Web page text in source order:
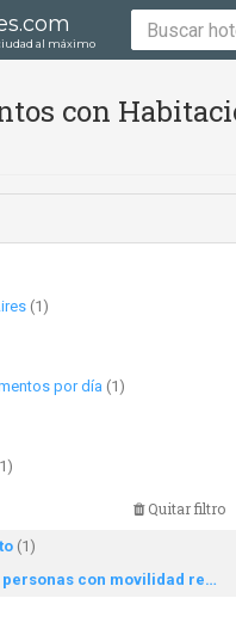
al máximo
con
(1)
por día (1)
Quitar filtro
(1)
Adaptado para personas con movilidad reducida